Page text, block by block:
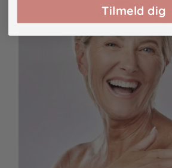
Tilmeld dig